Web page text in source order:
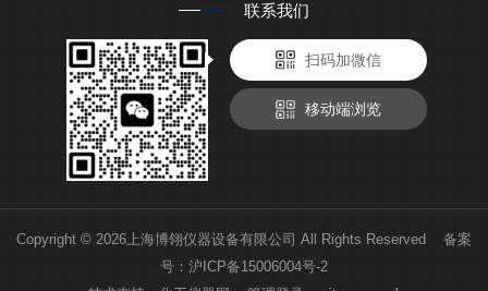
联系我们
扫码加微信
移动端浏览
Copyright © 2026上海博翎仪器设备有限公司 All Rights Reserved 备案
号： 沪ICP备15006004号-2